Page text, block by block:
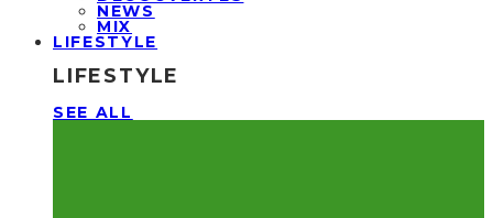
NEWS
MIX
LIFESTYLE
LIFESTYLE
SEE ALL